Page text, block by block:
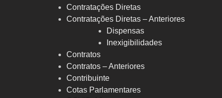
Contratações Diretas
Contratações Diretas – Anteriores
Dispensas
Inexigibilidades
Contratos
Contratos – Anteriores
Contribuinte
Cotas Parlamentares